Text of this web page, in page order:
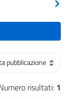
risultati: 1